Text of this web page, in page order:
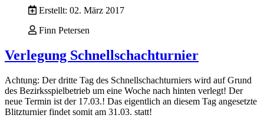
Erstellt: 02. März 2017
Finn Petersen
Verlegung Schnellschachturnier
Achtung: Der dritte Tag des Schnellschachturniers wird auf Grund
des Bezirksspielbetrieb um eine Woche nach hinten verlegt! Der
neue Termin ist der 17.03.! Das eigentlich an diesem Tag angesetzte
Blitzturnier findet somit am 31.03. statt!